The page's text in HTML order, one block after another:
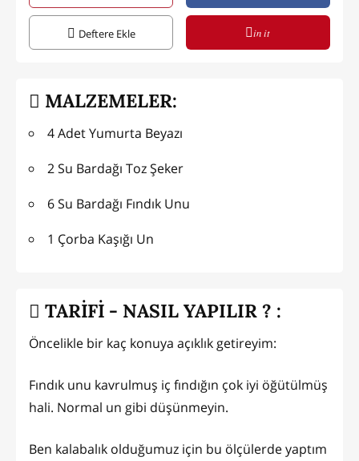
Deftere Ekle in it
MALZEMELER:
4 Adet Yumurta Beyazı
2 Su Bardağı Toz Şeker
6 Su Bardağı Fındık Unu
1 Çorba Kaşığı Un
TARİFİ - NASIL YAPILIR ? :
Öncelikle bir kaç konuya açıklık getireyim:
Fındık unu kavrulmuş iç fındığın çok iyi öğütülmüş
hali. Normal un gibi düşünmeyin.
Ben kalabalık olduğumuz için bu ölçülerde yaptım